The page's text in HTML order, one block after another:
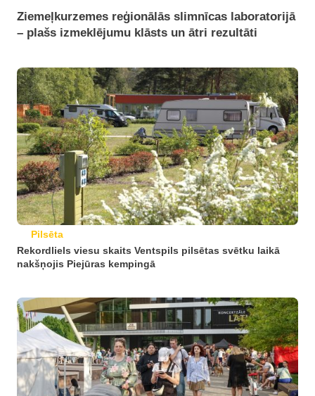
Ziemeļkurzemes reģionālās slimnīcas laboratorijā
– plašs izmeklējumu klāsts un ātri rezultāti
Pilsēta
Rekordliels viesu skaits Ventspils pilsētas svētku laikā
nakšņojis Piejūras kempingā